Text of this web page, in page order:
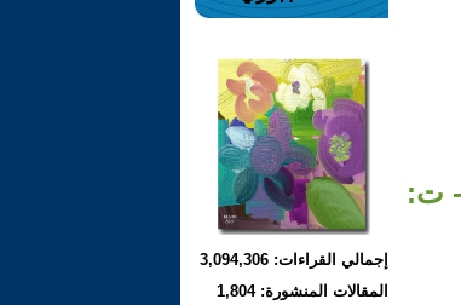
- ت:
إجمالي القراءات: 3,094,306
المقالات المنشورة: 1,804